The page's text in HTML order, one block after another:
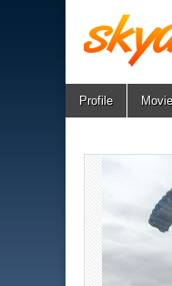
Main
menu
Skip
Profile Movie